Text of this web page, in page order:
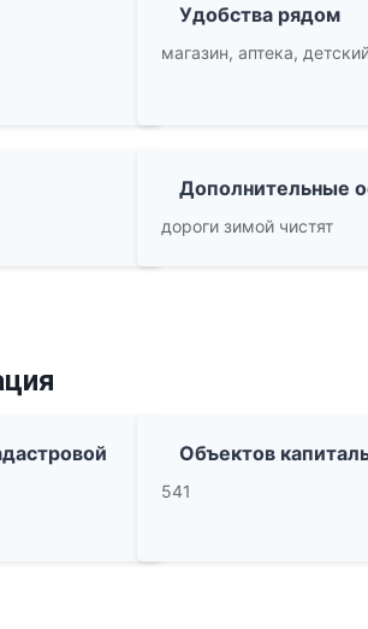
Удобства рядом
магазин, аптека,
Дополнительные
дороги зимой чистят
Объектов
541